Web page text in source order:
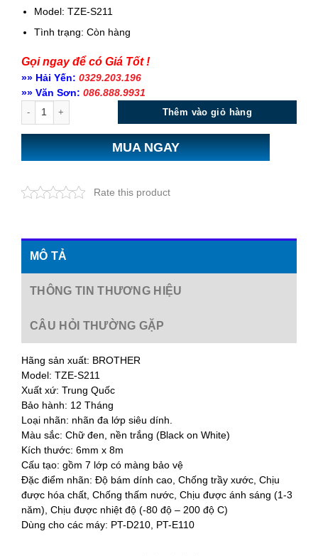
Model: TZE-S211
Tình trạng: Còn hàng
Gọi ngay để có Giá Tốt !
»» Hải Yến: 0329.203.196
»» Văn Sơn: 086.888.9931
Thêm vào giỏ hàng
MUA NGAY
Rate this product
MÔ TẢ
THÔNG TIN THƯƠNG HIỆU
CÂU HỎI THƯỜNG GẶP
Hãng sản xuất: BROTHER
Model: TZE-S211
Xuất xứ: Trung Quốc
Bảo hành: 12 Tháng
Loại nhãn: nhãn đa lớp siêu dính.
Màu sắc: Chữ đen, nền trắng (Black on White)
Kích thước: 6mm x 8m​
Cấu tạo: gồm 7 lớp có màng bảo vệ
Đặc điểm nhãn: Độ bám dính cao, Chống trầy xước, Chịu
được hóa chất, Chống thấm nước, Chịu được ánh sáng (1-3
năm), Chịu được nhiệt độ (-80 độ – 200 độ C)
Dùng cho các máy: PT-D210, PT-E110